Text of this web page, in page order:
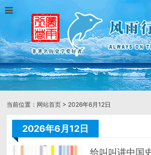
当前位置： 网站首页 > 2026年6月12日
2026年6月12日